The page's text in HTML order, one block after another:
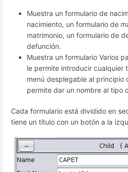
Muestra un formulario de
nacimiento, un formulario de
matrimonio, un formulario de
defunción.
Muestra un formulario Varios
le permite introducir cualquier
menú desplegable al principio
permite dar un nombre al tipo
Cada formulario está dividido en
tiene un título con un botón a la